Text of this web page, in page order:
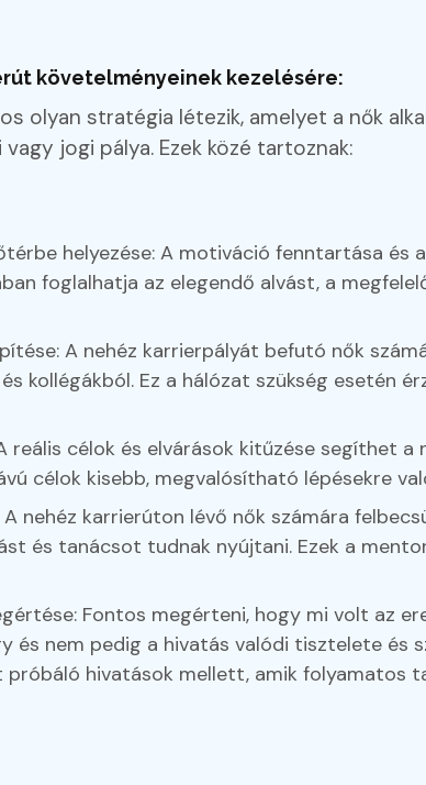
követelményeinek kezelésére:
olyan stratégia létezik, amelyet a nők
jogi pálya. Ezek közé tartoznak:
helyezése: A motiváció fenntartása és
foglalhatja az elegendő alvást, a
A nehéz karrierpályát befutó nők
kollégákból. Ez a hálózat szükség
reális célok és elvárások kitűzése segíthet
célok kisebb, megvalósítható lépésekre
nehéz karrierúton lévő nők számára
és tanácsot tudnak nyújtani. Ezek a
Fontos megérteni, hogy mi volt az
és nem pedig a hivatás valódi tisztelete
hivatások mellett, amik folyamatos